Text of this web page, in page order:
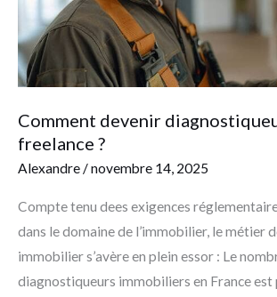
Comment devenir
freelance ?
Alexandre /novembre 14, 2025
Compte tenu dees exigences
dans le domaine de l’immobilier, le métier
immobilier s’avère en plein essor : Le
diagnostiqueurs immobiliers en France est